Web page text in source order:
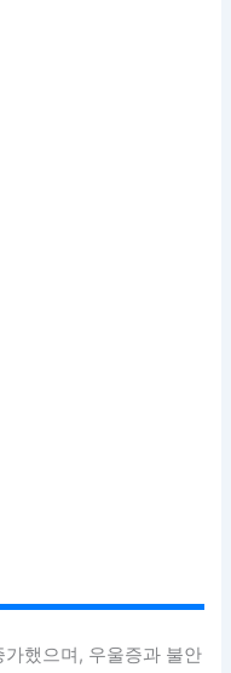
가했으며, 우울증과 불안